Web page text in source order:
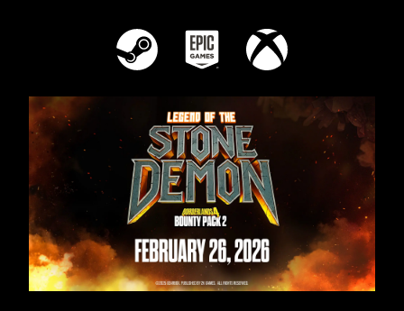
com
a
políti
ca
de
cida
de
do